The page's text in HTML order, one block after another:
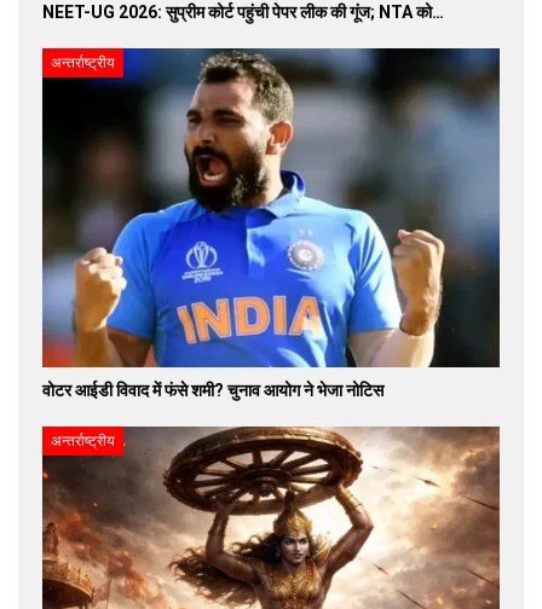
NEET-UG 2026: सुप्रीम कोर्ट पहुंची पेपर लीक की गूंज; NTA को…
अन्तर्राष्ट्रीय
वोटर आईडी विवाद में फंसे शमी? चुनाव आयोग ने भेजा नोटिस
अन्तर्राष्ट्रीय